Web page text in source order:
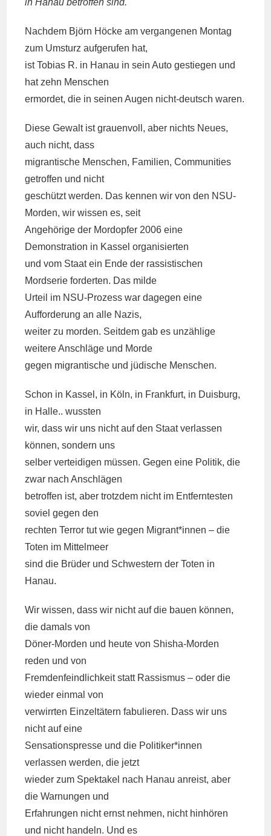
in Hanau betroffen sind.
Nachdem Björn Höcke am vergangenen Montag
zum Umsturz aufgerufen hat,
ist Tobias R. in Hanau in sein Auto gestiegen und
hat zehn Menschen
ermordet, die in seinen Augen nicht-deutsch waren.
Diese Gewalt ist grauenvoll, aber nichts Neues,
auch nicht, dass
migrantische Menschen, Familien, Communities
getroffen und nicht
geschützt werden. Das kennen wir von den NSU-
Morden, wir wissen es, seit
Angehörige der Mordopfer 2006 eine
Demonstration in Kassel organisierten
und vom Staat ein Ende der rassistischen
Mordserie forderten. Das milde
Urteil im NSU-Prozess war dagegen eine
Aufforderung an alle Nazis,
weiter zu morden. Seitdem gab es unzählige
weitere Anschläge und Morde
gegen migrantische und jüdische Menschen.
Schon in Kassel, in Köln, in Frankfurt, in Duisburg,
in Halle.. wussten
wir, dass wir uns nicht auf den Staat verlassen
können, sondern uns
selber verteidigen müssen. Gegen eine Politik, die
zwar nach Anschlägen
betroffen ist, aber trotzdem nicht im Entferntesten
soviel gegen den
rechten Terror tut wie gegen Migrant*innen – die
Toten im Mittelmeer
sind die Brüder und Schwestern der Toten in
Hanau.
Wir wissen, dass wir nicht auf die bauen können,
die damals von
Döner-Morden und heute von Shisha-Morden
reden und von
Fremdenfeindlichkeit statt Rassismus – oder die
wieder einmal von
verwirrten Einzeltätern fabulieren. Dass wir uns
nicht auf eine
Sensationspresse und die Politiker*innen
verlassen werden, die jetzt
wieder zum Spektakel nach Hanau anreist, aber
die Warnungen und
Erfahrungen nicht ernst nehmen, nicht hinhören
und nicht handeln. Und es